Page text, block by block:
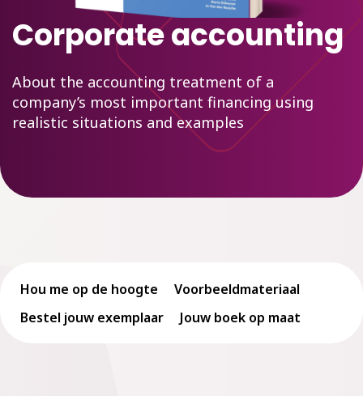
Corporate accounting
About the accounting treatment of a
company’s most important financing using
realistic situations and examples
Hou me op de hoogte
Voorbeeldmateriaal
Bestel jouw exemplaar
Jouw boek op maat